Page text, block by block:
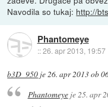
Navodila so tukaj: http://
Phantomeye
::26. apr 2013, 19:57
b3D_950 je26. apr 2013 ob
Phantomeyeje25. apr